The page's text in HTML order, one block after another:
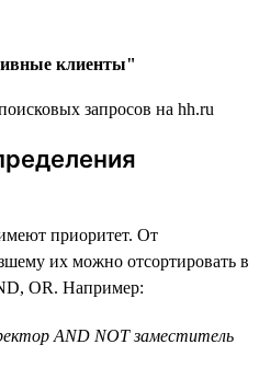
клиенты"
приоритет. От
их можно отсортировать в
OR. Например:
AND NOT заместитель